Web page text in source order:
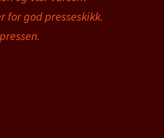
for god presseskikk.